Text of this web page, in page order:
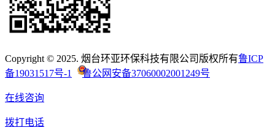
Copyright © 2025. 烟台环亚环保科技有限公司版权所有鲁ICP
备19031517号-1
鲁公网安备37060002001249号
在线咨询
拨打电话